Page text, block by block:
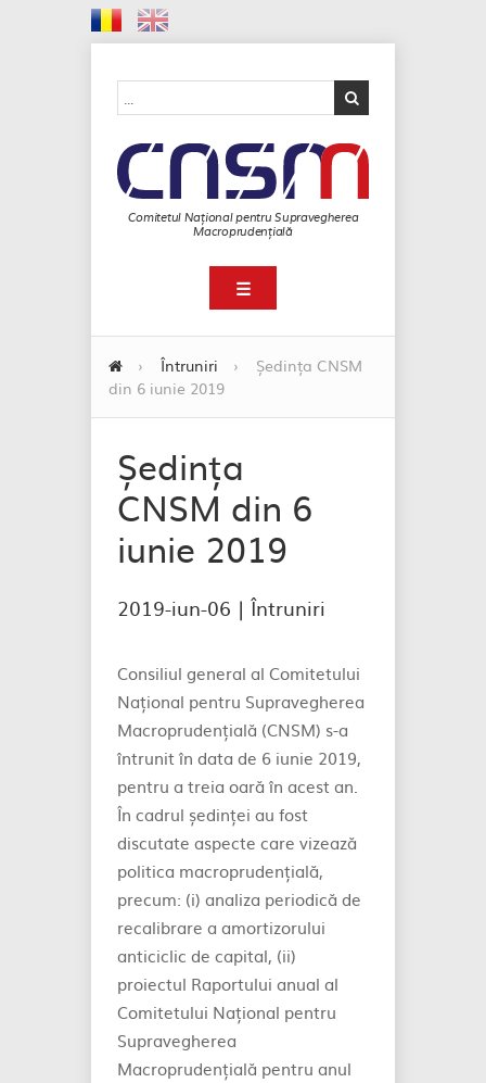
Comitetul Național pentru Supravegherea
Macroprudențială
☰
› Întruniri ›
Ședința CNSM
din 6 iunie 2019
Ședința
CNSM din 6
iunie 2019
2019-iun-06 | Întruniri
Consiliul general al Comitetului
Național pentru Supravegherea
Macroprudențială (CNSM) s-a
întrunit în data de 6 iunie 2019,
pentru a treia oară în acest an.
În cadrul ședinței au fost
discutate aspecte care vizează
politica macroprudențială,
precum: (i) analiza periodică de
recalibrare a amortizorului
anticiclic de capital, (ii)
proiectul Raportului anual al
Comitetului Național pentru
Supravegherea
Macroprudențială pentru anul